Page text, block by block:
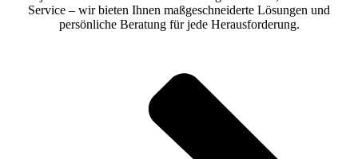
Service – wir bieten Ihnen maßgeschneiderte Lösungen und
persönliche Beratung für jede Herausforderung.